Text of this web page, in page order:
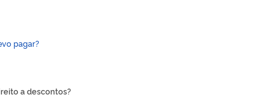
pagar?
a descontos?